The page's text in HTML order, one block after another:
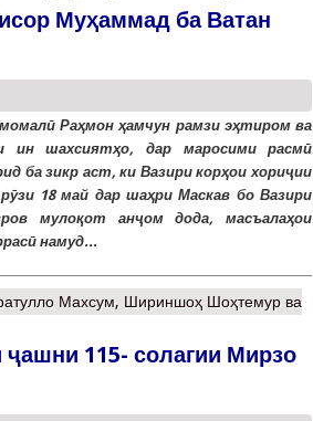
Муҳаммад ба Ватан
Раҳмон ҳамчун рамзи эҳтиром ва
ин шахсиятҳо, дар маросими расмӣ
ба зикр аст, ки Вазири корҳои хориҷии
18 май дар шаҳри Маскав бо Вазири
мулоқот анҷом дода, масъалаҳои
намуд...
Махсум, Шириншоҳ Шоҳтемур ва
115- солагии Мирзо